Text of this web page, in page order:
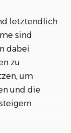
letztendlich
sind
dabei
zu
um
und die